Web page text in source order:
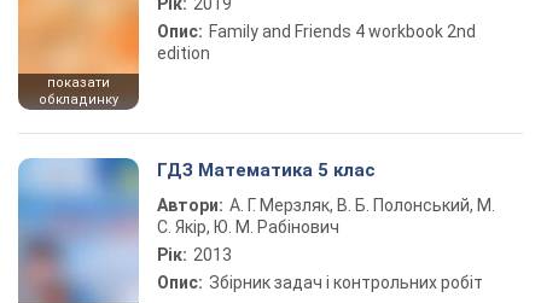
показати
обкладинку
Опис: Family and Friends 4 workbook 2nd
edition
ГДЗ Математика 5 клас
Автори: А. Г. Мерзляк, В. Б. Полонський, М.
С. Якір, Ю. М. Рабінович
Рік: 2013
Опис: Збірник задач і контрольних робіт